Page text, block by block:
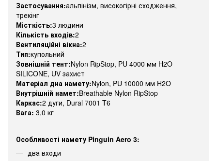
Застосування:альпінізм, високогірні сходження,
трекінг
Місткість:3 людини
Кількість входів:2
Вентиляційні вікна:2
Тип:купольний
Зовнішній тент:Nylon RipStop, PU 4000 мм H2O
SILICONE, UV захист
Матеріал дна намету:Nylon, PU 10000 мм H2O
Внутрішній намет:Breathable Nylon RipStop
Каркас:2 дуги, Dural 7001 T6
Вага: 3,0 кг
Особливості намету Pinguin Aero 3:
два входи